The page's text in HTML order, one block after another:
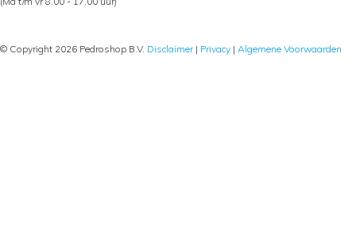
© Copyright 2026 Pedroshop B.V. Disclaimer| Privacy | Algemene Voorwaarden